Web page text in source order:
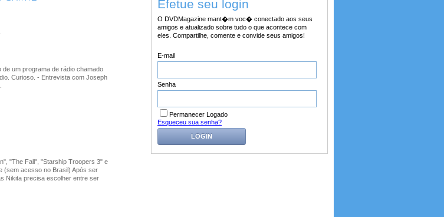
um programa de rádio chamado
Curioso. - Entrevista com Joseph
"The Fall", "Starship Troopers 3" e
(sem acesso no Brasil) Após ser
Nikita precisa escolher entre ser
Efetue seu login
O DVDMagazine mant�m voc� conectado aos seus
amigos e atualizado sobre tudo o que acontece com
eles. Compartilhe, comente e convide seus amigos!
E-mail
Senha
Permanecer Logado
Esqueceu sua senha?
LOGIN